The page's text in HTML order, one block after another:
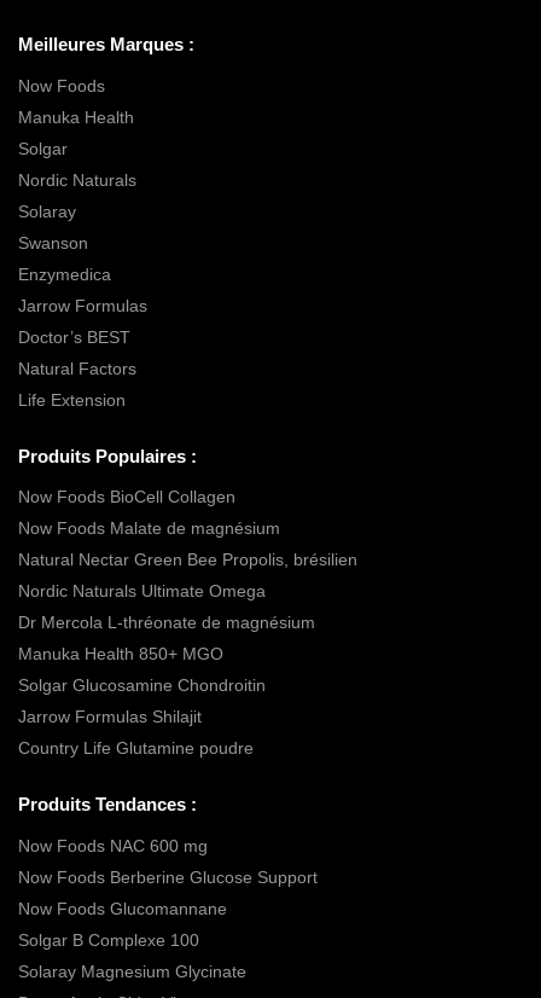
Meilleures Marques :
Now Foods
Manuka Health
Solgar
Nordic Naturals
Solaray
Swanson
Enzymedica
Jarrow Formulas
Doctor’s BEST
Natural Factors
Life Extension
Produits Populaires :
Now Foods BioCell Collagen
Now Foods Malate de magnésium
Natural Nectar Green Bee Propolis, brésilien
Nordic Naturals Ultimate Omega
Dr Mercola L-thréonate de magnésium
Manuka Health 850+ MGO
Solgar Glucosamine Chondroitin
Jarrow Formulas Shilajit
Country Life Glutamine poudre
Produits Tendances :
Now Foods NAC 600 mg
Now Foods Berberine Glucose Support
Now Foods Glucomannane
Solgar B Complexe 100
Solaray Magnesium Glycinate